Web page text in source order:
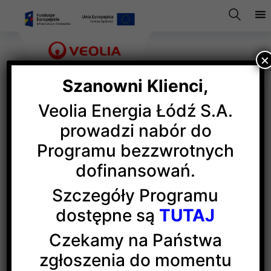
Krajowy System e-Faktur
(KSeF)
Ważna informacja dotycząca
sposobu fakturowania od 1
lutego 2026 r.
Szanowni Klienci,
Veolia Energia Łódź S.A.
prowadzi nabór do
Programu bezzwrotnych
dofinansowań.
Szczegóły Programu
dostępne są TUTAJ
Czekamy na Państwa
zgłoszenia do momentu
×